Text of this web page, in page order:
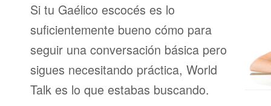
Si tu Gaélico escocés es lo
suficientemente bueno cómo para
seguir una conversación básica pero
sigues necesitando práctica, World
Talk es lo que estabas buscando.